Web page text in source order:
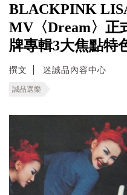
BLACKPINK
MV〈Dream〉正
牌專輯3大焦點特
撰文 迷誠品內容中心
誠品選樂